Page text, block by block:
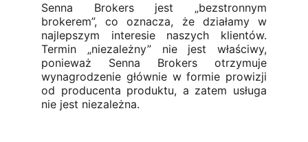
Senna Brokers jest „bezstronnym
brokerem”, co oznacza, że działamy w
najlepszym interesie naszych klientów.
Termin „niezależny” nie jest właściwy,
ponieważ Senna Brokers otrzymuje
wynagrodzenie głównie w formie prowizji
od producenta produktu, a zatem usługa
nie jest niezależna.